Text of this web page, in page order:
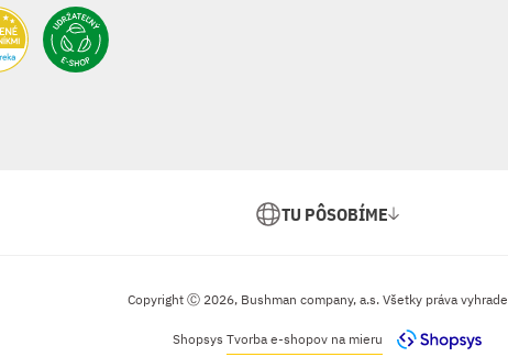
TU PÔSOBÍME
Copyright Ⓒ 2026, Bushman company, a.s. Všetky práva
Shopsys Tvorba e-shopov na mieru